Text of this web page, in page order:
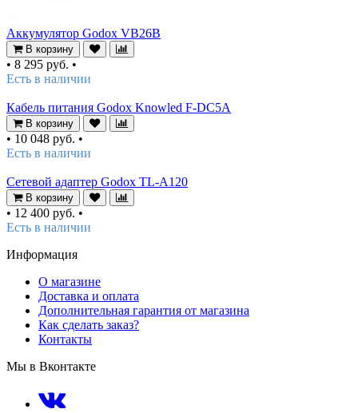
Аккумулятор Godox VB26B
В корзину
• 8 295 руб. •
Есть в наличии
Кабель питания Godox Knowled F-DC5A
В корзину
• 10 048 руб. •
Есть в наличии
Сетевой адаптер Godox TL-A120
В корзину
• 12 400 руб. •
Есть в наличии
Информация
О магазине
Доставка и оплата
Дополнительная гарантия от магазина
Как сделать заказ?
Контакты
Мы в Вконтакте